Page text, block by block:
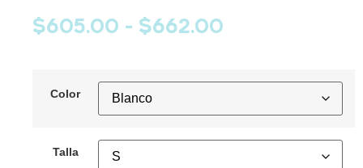
$605.00 - $662.00
Color
Talla